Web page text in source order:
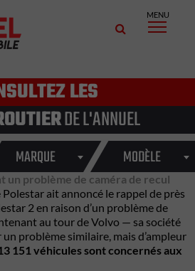
MENU
LES
DE L'ANNUEL
MARQUE MODÈLE
un problème de caméra de recul
ait annoncé le rappel de près
2 en raison d’un problème de
au tour de Volvo — sa société
problème similaire, mais d’ampleur
151 véhicules sont concernés aux